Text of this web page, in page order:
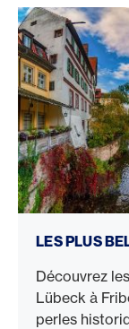
LES PLUS
Découvrez
Lübeck à
perles